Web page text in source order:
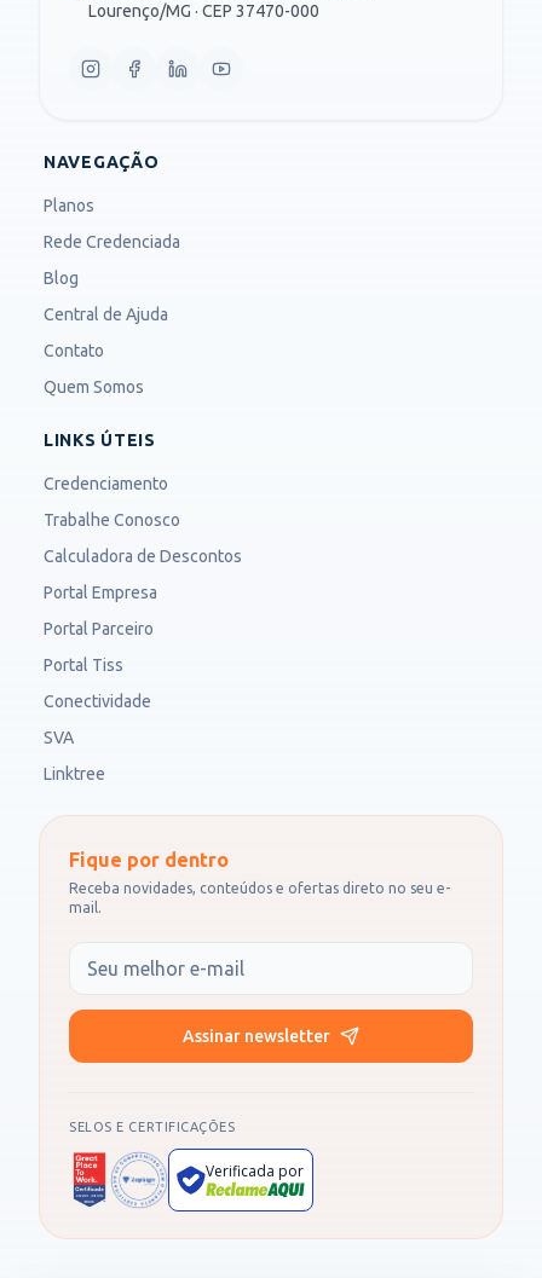
Lourenço/MG · CEP 37470-000
NAVEGAÇÃO
Planos
Rede Credenciada
Blog
Central de Ajuda
Contato
Quem Somos
LINKS ÚTEIS
Credenciamento
Trabalhe Conosco
Calculadora de Descontos
Portal Empresa
Portal Parceiro
Portal Tiss
Conectividade
SVA
Linktree
Fique por dentro
Receba novidades, conteúdos e ofertas direto no seu e-
mail.
Seu e-mail
Assinar newsletter
SELOS E CERTIFICAÇÕES
Verificada por